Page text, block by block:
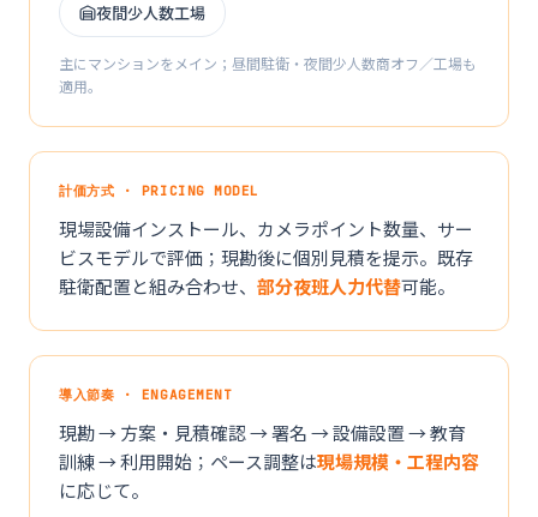
夜間少人数工場
主にマンションをメイン；昼間駐衛・夜間少人数商オフ／工場も
適用。
計価方式 · PRICING MODEL
現場設備インストール、カメラポイント数量、サー
ビスモデルで評価；現勘後に個別見積を提示。既存
駐衛配置と組み合わせ、 部分夜班人力代替可能。
導入節奏 · ENGAGEMENT
現勘 → 方案・見積確認 → 署名 → 設備設置 → 教育
訓練 → 利用開始；ペース調整は現場規模・工程内容
に応じて。